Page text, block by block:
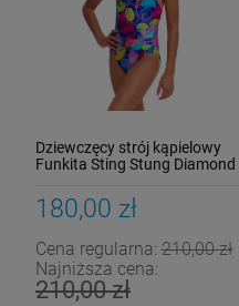
Dziewczęcy strój kąpielowy
Funkita Sting Stung Diamond
180,00 zł
Cena regularna: 210,00 zł
Najniższa cena:
210,00 zł